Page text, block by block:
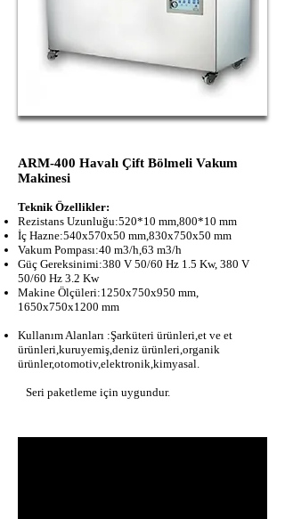
ARM-400 Havalı Çift Bölmeli Vakum
Makinesi
Teknik Özellikler:
Rezistans Uzunluğu:520*10 mm,800*10 mm
İç Hazne:540x570x50 mm,830x750x50 mm
Vakum Pompası:40 m3/h,63 m3/h
Güç Gereksinimi:380 V 50/60 Hz 1.5 Kw, 380 V
50/60 Hz 3.2 Kw
Makine Ölçüleri:1250x750x950 mm,
1650x750x1200 mm
Kullanım Alanları :Şarküteri ürünleri,et ve et
ürünleri,kuruyemiş,deniz ürünleri,organik
ürünler,otomotiv,elektronik,kimyasal.
Seri paketleme için uygundur.